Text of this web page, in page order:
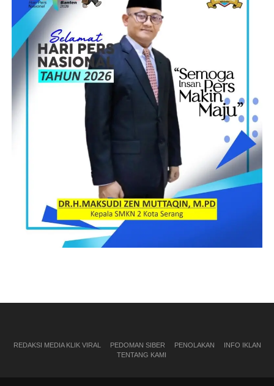
yang ke 6 kalinya.
Bunda Dewi juga agar kafilah bisa tampil dengan maksimal,
kalian adalah harapan dari masyarakat kabupaten Tanggamus
dan semoga Allah mudahkan apa yang menjadi harapan kita,
Amiin.
Lanjut Bupati , saya atas nama masyarakat dan Pemerintah
Kabupaten Tanggamus berdoa kepada kafilah untuk dapat tampil
dengan baik dan bersaing dengan peserta dari kabupaten lain
sehingga dapat mengukir prestasi serta bisa mempertahankan
Kabupaten Tanggamus sebagai juara umum yang ke 6 kalinya
secara berturut-turut vpada MTQ vke 49 tingkat Provinsi
Lampung di Kabupaten Mesuji, Ujarnya”.
Diberikan juga secara simbolis uang saku Rp 1.750, seragam
dan perlengkapan kepada peserta kafilah MTQ ke 49 Tingkat
REDAKSI MEDIA KLIK VIRAL PEDOMAN SIBER PENOLAKAN
INFO IKLAN
TENTANG KAMI